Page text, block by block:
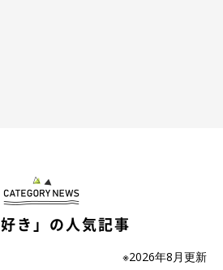
好き」の人気記事
※2026年8月更新